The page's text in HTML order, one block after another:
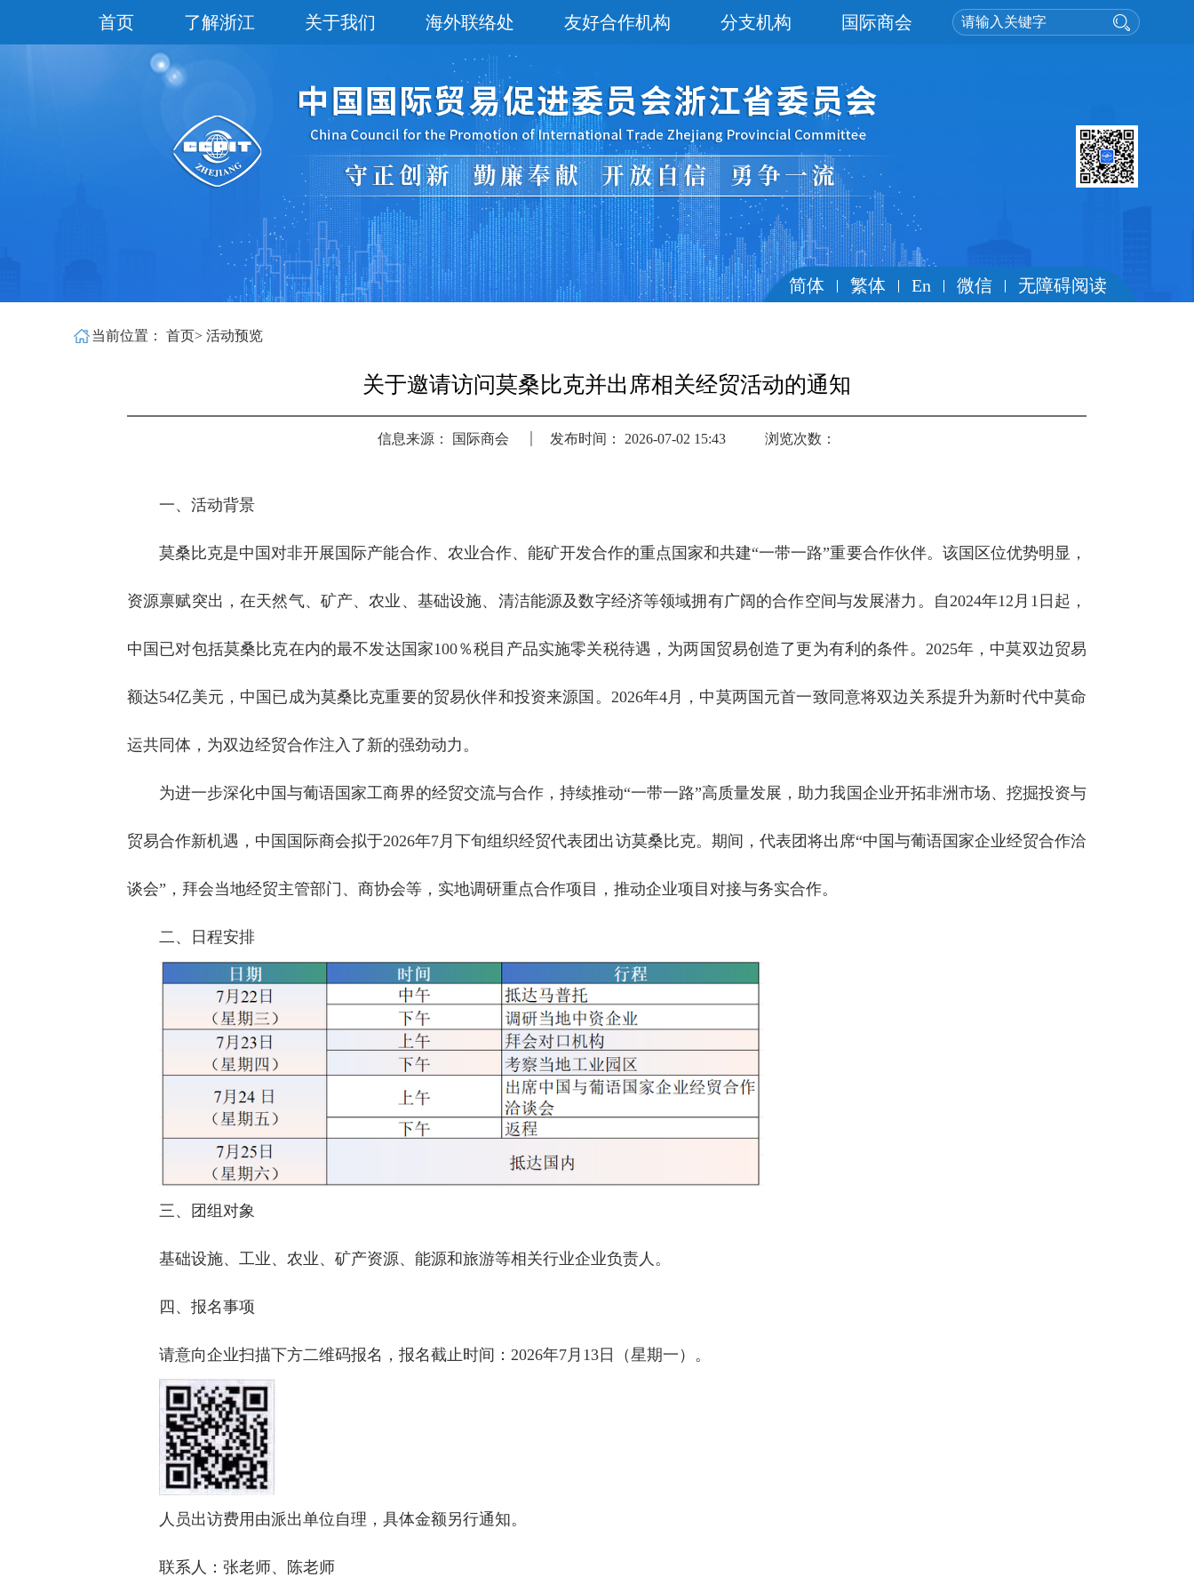
首页 了解浙江 关于我们 海外联络处 友好合作机构 分支机构 国际商会
简体 繁体 En 微信 无障碍阅读
当前位置： 首页> 活动预览
关于邀请访问莫桑比克并出席相关经贸活动的通知
信息来源： 国际商会 发布时间： 2026-07-02 15:43 浏览次数：
一、活动背景
莫桑比克是中国对非开展国际产能合作、农业合作、能矿开发合作的重点国家和共建“一带一路”重要合作伙伴。该国区位优势明显，
资源禀赋突出，在天然气、矿产、农业、基础设施、清洁能源及数字经济等领域拥有广阔的合作空间与发展潜力。自2024年12月1日起，
中国已对包括莫桑比克在内的最不发达国家100％税目产品实施零关税待遇，为两国贸易创造了更为有利的条件。2025年，中莫双边贸易
额达54亿美元，中国已成为莫桑比克重要的贸易伙伴和投资来源国。2026年4月，中莫两国元首一致同意将双边关系提升为新时代中莫命
运共同体，为双边经贸合作注入了新的强劲动力。
为进一步深化中国与葡语国家工商界的经贸交流与合作，持续推动“一带一路”高质量发展，助力我国企业开拓非洲市场、挖掘投资与
贸易合作新机遇，中国国际商会拟于2026年7月下旬组织经贸代表团出访莫桑比克。期间，代表团将出席“中国与葡语国家企业经贸合作洽
谈会”，拜会当地经贸主管部门、商协会等，实地调研重点合作项目，推动企业项目对接与务实合作。
二、日程安排
三、团组对象
基础设施、工业、农业、矿产资源、能源和旅游等相关行业企业负责人。
四、报名事项
请意向企业扫描下方二维码报名，报名截止时间：2026年7月13日（星期一）。
人员出访费用由派出单位自理，具体金额另行通知。
联系人：张老师、陈老师